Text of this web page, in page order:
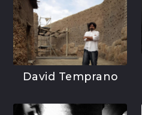
David Temprano